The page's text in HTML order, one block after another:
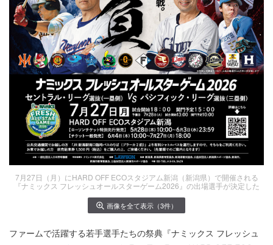
7月27日（月）にHARD OFF ECOスタジアム新潟（新潟県）で開催される
『ナミックス フレッシュオールスターゲーム2026』の出場選手が決定した
画像を全て表示（3件）
ファームで活躍する若手選手たちの祭典『ナミックス フレッシュ